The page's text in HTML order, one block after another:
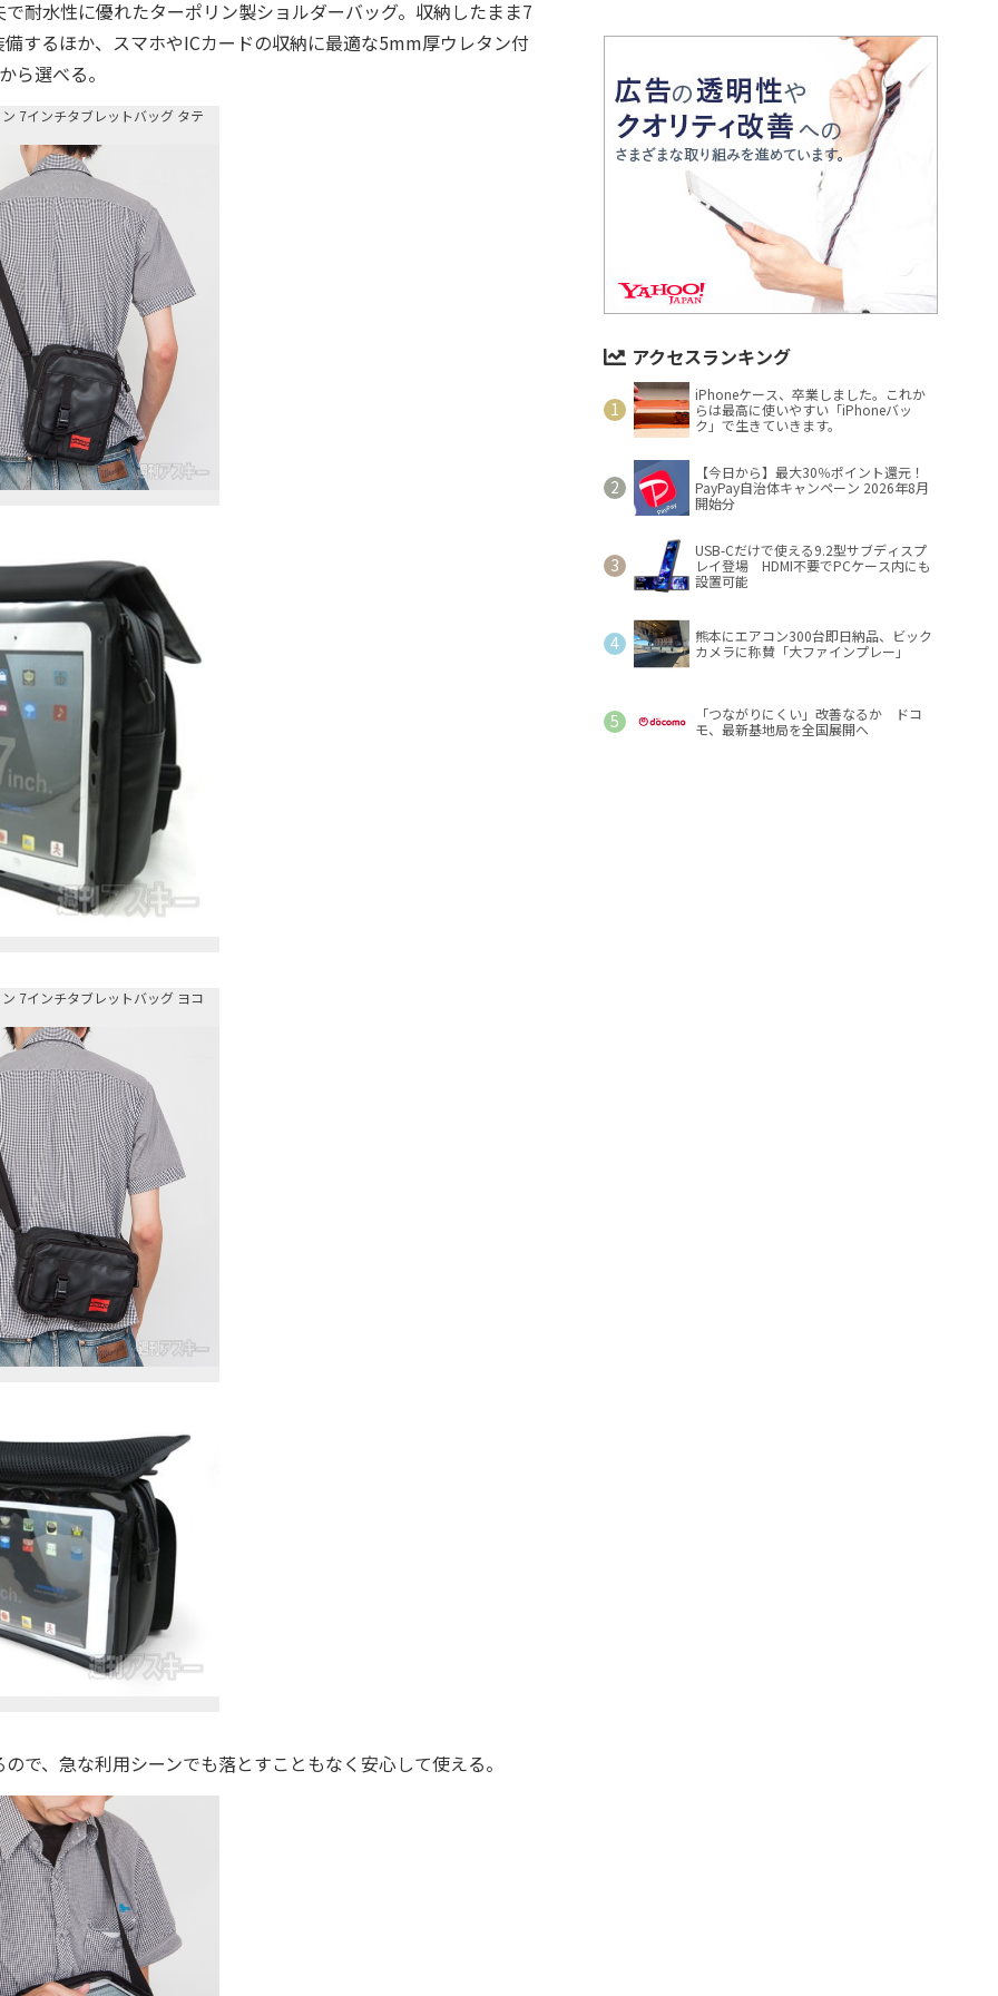
水性に優れたターポリン製ショルダーバッグ。収納したまま7
するほか、スマホやICカードの収納に最適な5mm厚ウレタン付
ら選べる。
7インチタブレットバッグ タテ
7インチタブレットバッグ ヨコ
、急な利用シーンでも落とすこともなく安心して使える。
アクセスランキング
iPhoneケース、卒業しました。これか
らは最高に使いやすい「iPhoneバッ
ク」で生きていきます。
【今日から】最大30％ポイント還元！
PayPay自治体キャンペーン 2026年8月
開始分
USB-Cだけで使える9.2型サブディスプ
レイ登場 HDMI不要でPCケース内にも
設置可能
熊本にエアコン300台即日納品、ビック
カメラに称賛「大ファインプレー」
「つながりにくい」改善なるか ドコ
モ、最新基地局を全国展開へ